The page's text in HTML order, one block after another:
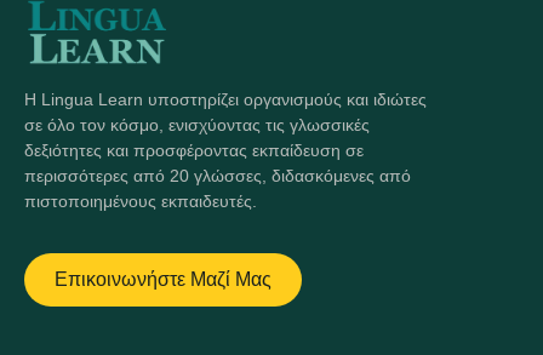
Η Lingua Learn υποστηρίζει οργανισμούς και ιδιώτες
σε όλο τον κόσμο, ενισχύοντας τις γλωσσικές
δεξιότητες και προσφέροντας εκπαίδευση σε
περισσότερες από 20 γλώσσες, διδασκόμενες από
πιστοποιημένους εκπαιδευτές.
Επικοινωνήστε Μαζί Μας